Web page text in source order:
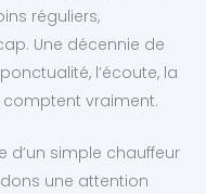
réguliers,
Une décennie de
l’écoute, la
vraiment.
d’un simple chauffeur
une attention